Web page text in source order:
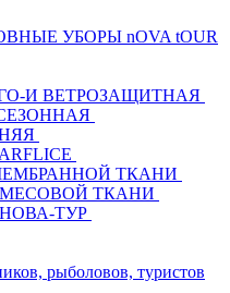
УБОРЫ nOVA tOUR
И ВЕТРОЗАЩИТНАЯ
ТКАНИ
ТКАНИ
ТУР
рыболовов, туристов